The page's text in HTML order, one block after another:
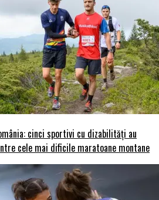
cinci sportivi cu dizabilități au
cele mai dificile maratoane montane